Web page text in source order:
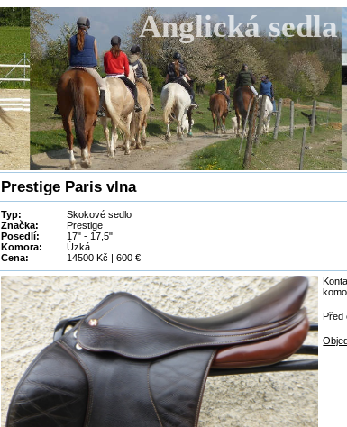
Anglická sedla
Prestige Paris vlna
Typ:
Skokové sedlo
Značka:
Prestige
Posedlí:
17" - 17,5"
Komora:
Úzká
Cena:
14500 Kč | 600 €
Před